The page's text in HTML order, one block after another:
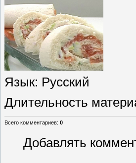
Язык: Русский
Длительность
Всего комментариев: 0
Добавлять